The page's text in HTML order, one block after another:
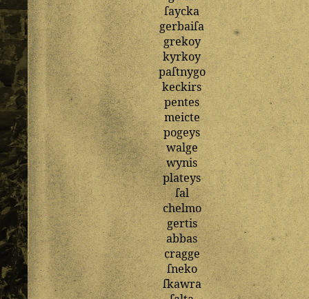
ſaycka
gerbaiſa
grekoy
kyrkoy
paſtnygo
keckirs
pentes
meicte
pogeys
walge
wynis
plateys
ſal
chelmo
gertis
abbas
cragge
ſneko
ſkawra